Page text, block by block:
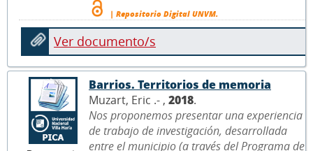
| Repositorio Digital UNVM.
Ver documento/s
Barrios. Territorios de memoria
Muzart, Eric .- , 2018.
Nos proponemos presentar una experiencia
de trabajo de investigación, desarrollada
entre el municipio (a través del Programa de